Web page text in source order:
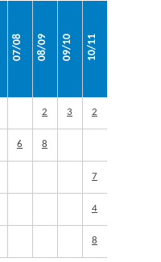
07/08 08/09 09/10 10/11
2 3 2
6 8
7
4
8